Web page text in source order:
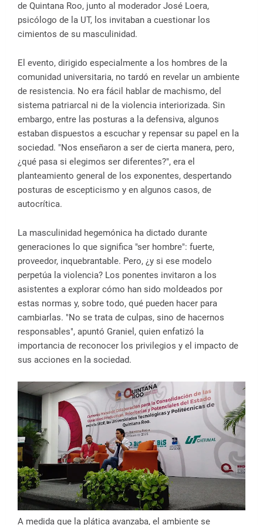
de Quintana Roo, junto al moderador José Loera,
psicólogo de la UT, los invitaban a cuestionar los
cimientos de su masculinidad.
El evento, dirigido especialmente a los hombres de la
comunidad universitaria, no tardó en revelar un ambiente
de resistencia. No era fácil hablar de machismo, del
sistema patriarcal ni de la violencia interiorizada. Sin
embargo, entre las posturas a la defensiva, algunos
estaban dispuestos a escuchar y repensar su papel en la
sociedad. "Nos enseñaron a ser de cierta manera, pero,
¿qué pasa si elegimos ser diferentes?", era el
planteamiento general de los exponentes, despertando
posturas de escepticismo y en algunos casos, de
autocrítica.
La masculinidad hegemónica ha dictado durante
generaciones lo que significa "ser hombre": fuerte,
proveedor, inquebrantable. Pero, ¿y si ese modelo
perpetúa la violencia? Los ponentes invitaron a los
asistentes a explorar cómo han sido moldeados por
estas normas y, sobre todo, qué pueden hacer para
cambiarlas. "No se trata de culpas, sino de hacernos
responsables", apuntó Graniel, quien enfatizó la
importancia de reconocer los privilegios y el impacto de
sus acciones en la sociedad.
A medida que la plática avanzaba, el ambiente se